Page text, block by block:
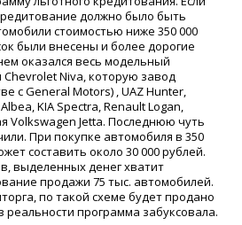
должно было быть
стоимостью ниже 350 000
были внесены и более дорогие
оказался весь модельный
Niva, которую завод
с General Motors) , UAZ Hunter,
KIA Spectra, Renault Logan,
Volkswagen Jetta. Последнюю чуть
При покупке автомобиля в 350
составить около 30 000 рублей.
выделенных денег хватит
продажи 75 тыс. автомобилей.
по такой схеме будет продано
реальности программа забуксовала.